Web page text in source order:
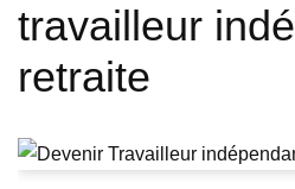
travailleur
retraite